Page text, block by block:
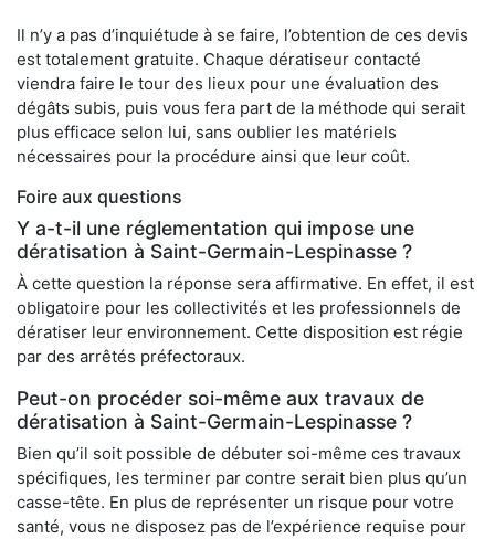
Il n’y a pas d’inquiétude à se faire, l’obtention de ces devis
est totalement gratuite. Chaque dératiseur contacté
viendra faire le tour des lieux pour une évaluation des
dégâts subis, puis vous fera part de la méthode qui serait
plus efficace selon lui, sans oublier les matériels
nécessaires pour la procédure ainsi que leur coût.
Foire aux questions
Y a-t-il une réglementation qui impose une
dératisation à Saint-Germain-Lespinasse ?
À cette question la réponse sera affirmative. En effet, il est
obligatoire pour les collectivités et les professionnels de
dératiser leur environnement. Cette disposition est régie
par des arrêtés préfectoraux.
Peut-on procéder soi-même aux travaux de
dératisation à Saint-Germain-Lespinasse ?
Bien qu’il soit possible de débuter soi-même ces travaux
spécifiques, les terminer par contre serait bien plus qu’un
casse-tête. En plus de représenter un risque pour votre
santé, vous ne disposez pas de l’expérience requise pour